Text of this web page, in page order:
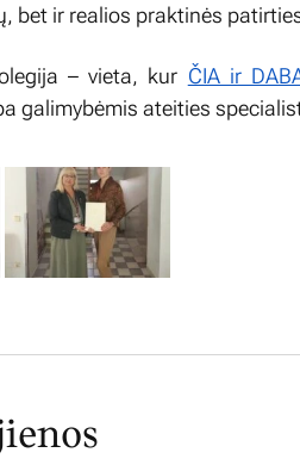
bet ir realios praktinės
– vieta, kur ČIA ir
galimybėmis ateities